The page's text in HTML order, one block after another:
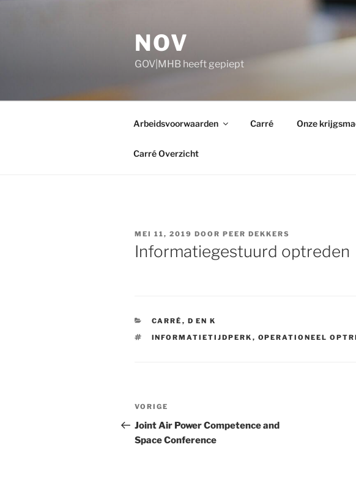
NOV
GOV|MHB heeft gepiept
Arbeidsvoorwaarden Carré Onze
Carré Overzicht
GEPLAATST
OP
MEI 11, 2019 DOOR PEER DEKKERS
Informatiegestuurd optreden
CATEGORIEËN
CARRÉ , D EN K
TAGS
INFORMATIETIJDPERK , OPERATIONEEL
Bericht
navigatie
Vorig
bericht
VORIGE
Joint Air Power Competence and
Space Conference